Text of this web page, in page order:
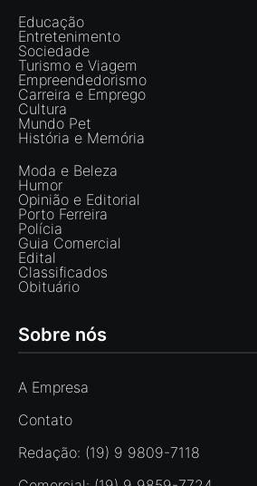
Educação
Entretenimento
Sociedade
Turismo e Viagem
Empreendedorismo
Carreira e Emprego
Cultura
Mundo Pet
História e Memória
Moda e Beleza
Humor
Opinião e Editorial
Porto Ferreira
Polícia
Guia Comercial
Edital
Classificados
Obituário
Sobre nós
A Empresa
Contato
Redação: (19) 9 9809-7118